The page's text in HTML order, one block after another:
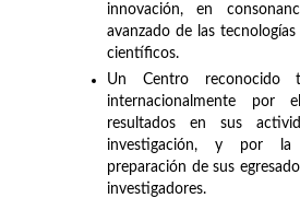
innovación, en
avanzado de las
científicos.
Un Centro reconocido
internacionalmente
resultados en sus
investigación, y por
preparación de sus
investigadores.